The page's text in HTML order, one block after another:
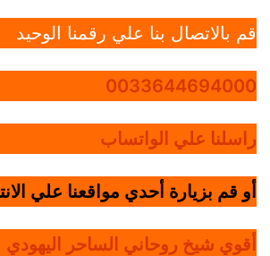
قم بالاتصال بنا علي رقمنا الوحيد
0033644694000
راسلنا علي الواتساب
أو قم بزيارة أحدي مواقعنا علي
أقوي شيخ روحاني الساحر اليهودي